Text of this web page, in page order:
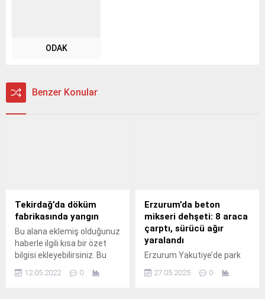
ODAK
Benzer Konular
Tekirdağ’da döküm
fabrikasında yangın
Bu alana eklemiş olduğunuz
haberle ilgili kısa bir özet
bilgisi ekleyebilirsiniz. Bu
metin yazı düzenleme
sayfasında "Özet"
12.05.2022 0
Erzurum’da beton
mikseri dehşeti: 8 araca
çarptı, sürücü ağır
yaralandı
Erzurum Yakutiye’de park
halindeki 8 araca çarpan
beton mikseri inşaat
27.05.2025 0